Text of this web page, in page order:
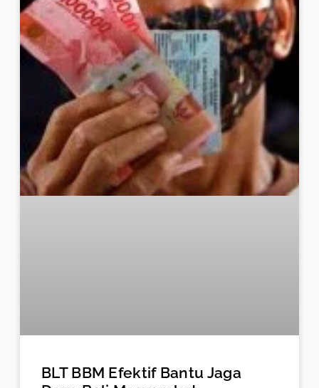
BLT BBM Efektif Bantu Jaga